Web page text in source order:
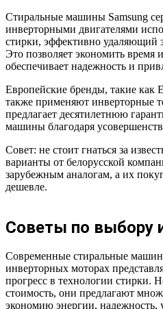
Стиральные машины Samsung
инверторными двигателями
стирки, эффективно удаляющий
Это позволяет экономить время
обеспечивает надежность и
Европейские бренды, такие как
также применяют инверторные
предлагает десятилетнюю
машины благодаря
Совет: не стоит гнаться за
варианты от белорусской
зарубежным аналогам, а их
дешевле.
Советы по выбору
Современные стиральные
инверторных моторах
прогресс в технологии стирки.
стоимость, они предлагают
экономию энергии, надежность,